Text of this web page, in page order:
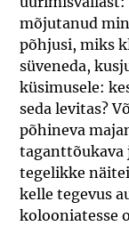
mõjutanud
põhjusi, miks
süveneda,
küsimusele:
seda levitas?
põhineva
taganttõukava
tegelikke
kelle tegevus
kolooniatesse